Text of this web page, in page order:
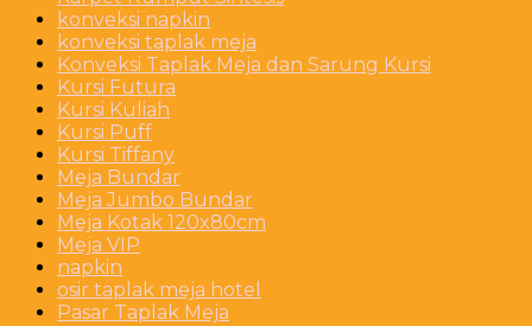
konveksi napkin
konveksi taplak meja
Konveksi Taplak Meja dan Sarung Kursi
Kursi Futura
Kursi Kuliah
Kursi Puff
Kursi Tiffany
Meja Bundar
Meja Jumbo Bundar
Meja Kotak 120x80cm
Meja VIP
napkin
osir taplak meja hotel
Pasar Taplak Meja